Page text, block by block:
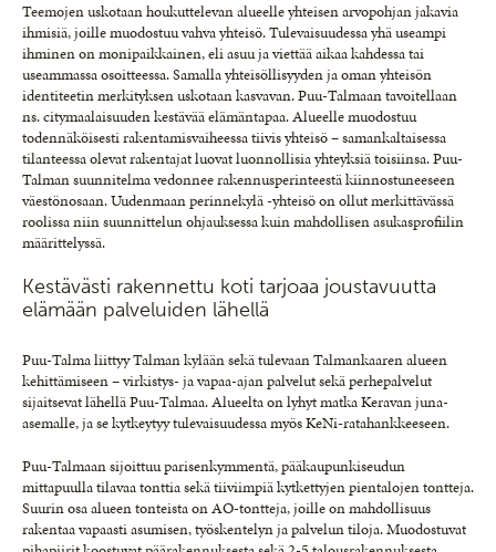
Teemojen uskotaan houkuttelevan alueelle yhteisen arvopohjan jakavia
ihmisiä, joille muodostuu vahva yhteisö. Tulevaisuudessa yhä useampi
ihminen on monipaikkainen, eli asuu ja viettää aikaa kahdessa tai
useammassa osoitteessa. Samalla yhteisöllisyyden ja oman yhteisön
identiteetin merkityksen uskotaan kasvavan. Puu-Talmaan tavoitellaan
ns. citymaalaisuuden kestävää elämäntapaa. Alueelle muodostuu
todennäköisesti rakentamisvaiheessa tiivis yhteisö – samankaltaisessa
tilanteessa olevat rakentajat luovat luonnollisia yhteyksiä toisiinsa. Puu-
Talman suunnitelma vedonnee rakennusperinteestä kiinnostuneeseen
väestönosaan. Uudenmaan perinnekylä -yhteisö on ollut merkittävässä
roolissa niin suunnittelun ohjauksessa kuin mahdollisen asukasprofiilin
määrittelyssä.
Kestävästi rakennettu koti tarjoaa joustavuutta
elämään palveluiden lähellä
Puu-Talma liittyy Talman kylään sekä tulevaan Talmankaaren alueen
kehittämiseen – virkistys- ja vapaa-ajan palvelut sekä perhepalvelut
sijaitsevat lähellä Puu-Talmaa. Alueelta on lyhyt matka Keravan juna-
asemalle, ja se kytkeytyy tulevaisuudessa myös KeNi-ratahankkeeseen.
Puu-Talmaan sijoittuu parisenkymmentä, pääkaupunkiseudun
mittapuulla tilavaa tonttia sekä tiiviimpiä kytkettyjen pientalojen tontteja.
Suurin osa alueen tonteista on AO-tontteja, joille on mahdollisuus
rakentaa vapaasti asumisen, työskentelyn ja palvelun tiloja. Muodostuvat